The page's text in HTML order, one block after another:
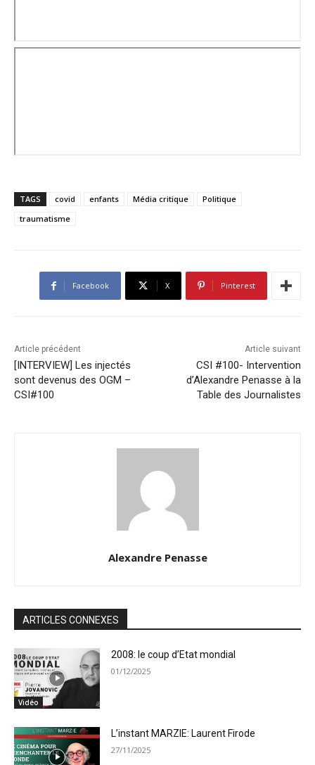
TAGS covid enfants Média critique
Politique
traumatisme
Facebook X Pinterest
Article précédent
[INTERVIEW] Les injectés
sont devenus des OGM –
CSI#100
Article suivant
CSI #100- Intervention
d’Alexandre Penasse à la
Table des Journalistes
Alexandre Penasse
ARTICLES CONNEXES
Vidéo
2008: le coup d’Etat mondial
01/12/2025
L’instant MARZIE: Laurent Firode
27/11/2025